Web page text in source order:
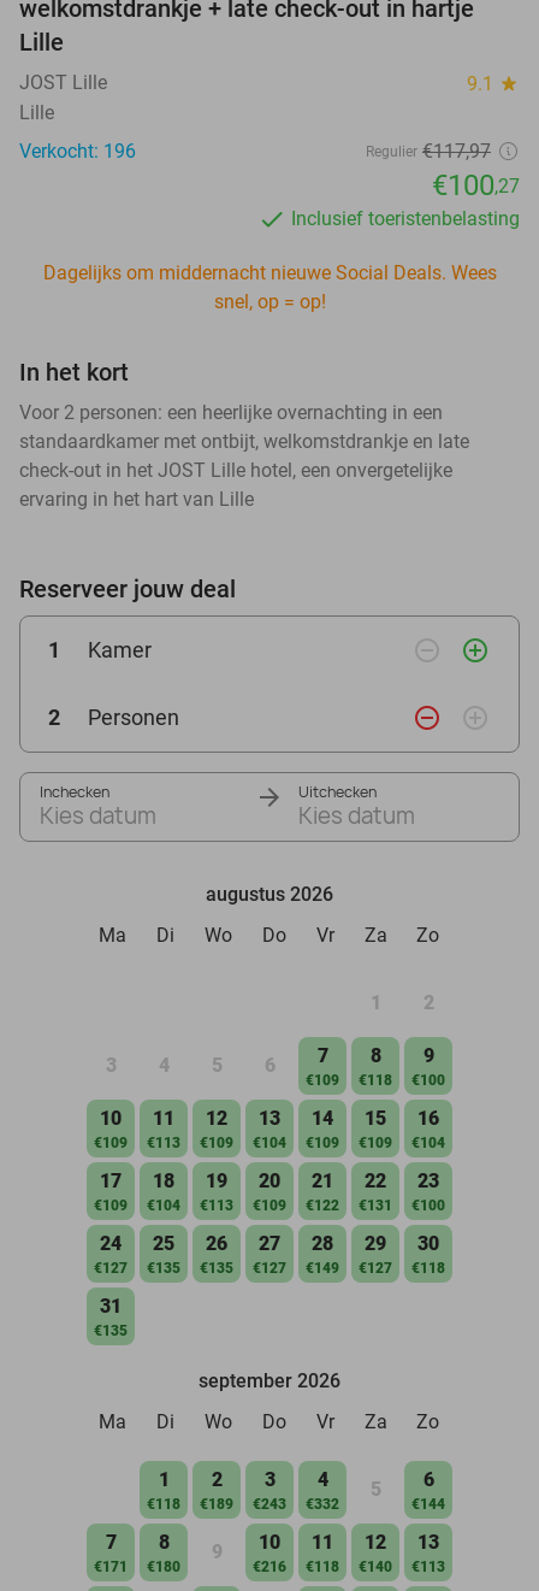
welkomstdrankje + late check-out in hartje
Lille
JOST Lille 9.1 star
Lille
Verkocht: 196
Regulier €117,97
€100,27
Inclusief toeristenbelasting
Dagelijks om middernacht nieuwe Social Deals. Wees
snel, op = op!
In het kort
Voor 2 personen: een heerlijke overnachting in een
standaardkamer met ontbijt, welkomstdrankje en late
check-out in het JOST Lille hotel, een onvergetelijke
ervaring in het hart van Lille
Reserveer jouw deal
1 Kamer remove_circle_outline add_circle_outline
2 Personen remove_circle_outline add_circle_outline
Inchecken
Kies datum
Uitchecken
Kies datum
augustus 2026
Ma
Di Wo Do Vr Za Zo
1 2
3 4 5 6 7
€109
8
€118
9
€100
10
€109
11
€113
12
€109
13
€104
14
€109
15
€109
16
€104
17
€109
18
€104
19
€113
20
€109
21
€122
22
€131
23
€100
24
€127
25
€135
26
€135
27
€127
28
€149
29
€127
30
€118
31
€135
september 2026
Ma
Di Wo Do Vr Za Zo
1
€118
2
€189
3
€243
4
€332
5 6
€144
7
€171
8
€180
9 10
€216
11
€118
12
€140
13
€113